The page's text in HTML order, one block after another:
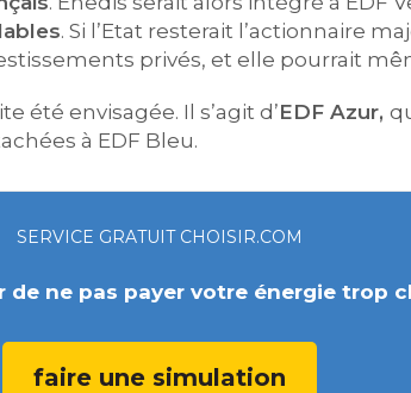
. Si l’Etat resterait l’actionnaire
privés, et elle pourrait
été envisagée. Il s’agit d’EDF Azur,
à EDF Bleu.
SERVICE GRATUIT CHOISIR.COM
de ne pas payer votre énergie trop
faire une simulation